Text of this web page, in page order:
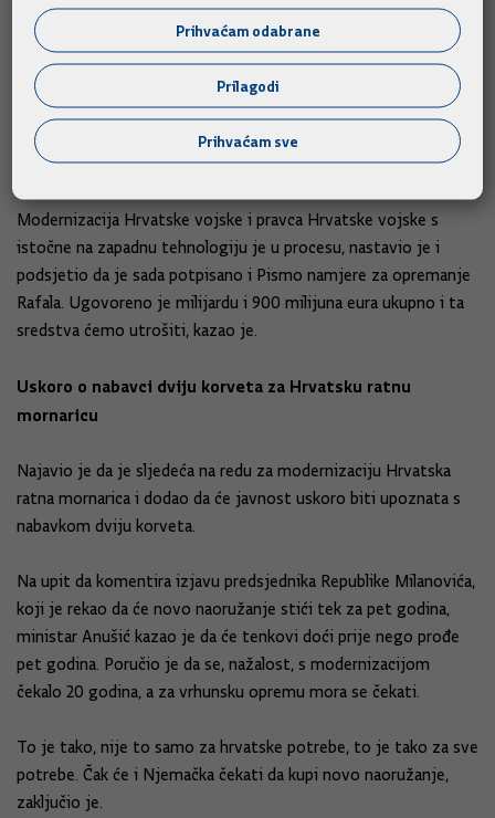
kako stojimo u odnosu na države iz okruženja. Koliko susjedna
država ima, koliko mi imamo u ovom trenutku, ne možemo i
ne treba na takav način komentirati, kazao je.
Istaknuo je da Hrvatska ima strategiju, u fazi je modernizacije
i opremanja vojske te kontinuirano ulaže u obranu.
Modernizacija Hrvatske vojske i pravca Hrvatske vojske s
istočne na zapadnu tehnologiju je u procesu, nastavio je i
podsjetio da je sada potpisano i Pismo namjere za opremanje
Rafala. Ugovoreno je milijardu i 900 milijuna eura ukupno i ta
sredstva ćemo utrošiti, kazao je.
Uskoro o nabavci dviju korveta za Hrvatsku ratnu
mornaricu
Najavio je da je sljedeća na redu za modernizaciju Hrvatska
ratna mornarica i dodao da će javnost uskoro biti upoznata s
nabavkom dviju korveta.
Na upit da komentira izjavu predsjednika Republike Milanovića,
koji je rekao da će novo naoružanje stići tek za pet godina,
ministar Anušić kazao je da će tenkovi doći prije nego prođe
pet godina. Poručio je da se, nažalost, s modernizacijom
čekalo 20 godina, a za vrhunsku opremu mora se čekati.
To je tako, nije to samo za hrvatske potrebe, to je tako za sve
potrebe. Čak će i Njemačka čekati da kupi novo naoružanje,
zaključio je.
Prihvaćam odabrane
Prilagodi
Prihvaćam sve